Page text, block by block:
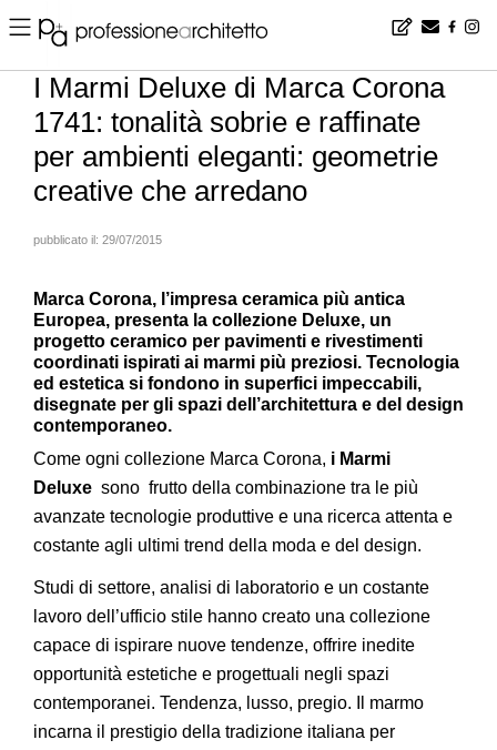
Home ▪ products ▪ pavimentazioni ▪ I Marmi Deluxe di Marca Corona 1741: tonalità sobrie e raffinate per ambienti eleganti: geometrie creative che arredano
I Marmi Deluxe di Marca Corona
1741: tonalità sobrie e raffinate
per ambienti eleganti: geometrie
creative che arredano
pubblicato il: 29/07/2015
Marca Corona, l’impresa ceramica più antica
Europea, presenta la collezione Deluxe, un
progetto ceramico per pavimenti e rivestimenti
coordinati ispirati ai marmi più preziosi. Tecnologia
ed estetica si fondono in superfici impeccabili,
disegnate per gli spazi dell’architettura e del design
contemporaneo.
Come ogni collezione Marca Corona, i Marmi
Deluxe sono frutto della combinazione tra le più
avanzate tecnologie produttive e una ricerca attenta e
costante agli ultimi trend della moda e del design.
Studi di settore, analisi di laboratorio e un costante
lavoro dell’ufficio stile hanno creato una collezione
capace di ispirare nuove tendenze, offrire inedite
opportunità estetiche e progettuali negli spazi
contemporanei. Tendenza, lusso, pregio. Il marmo
incarna il prestigio della tradizione italiana per